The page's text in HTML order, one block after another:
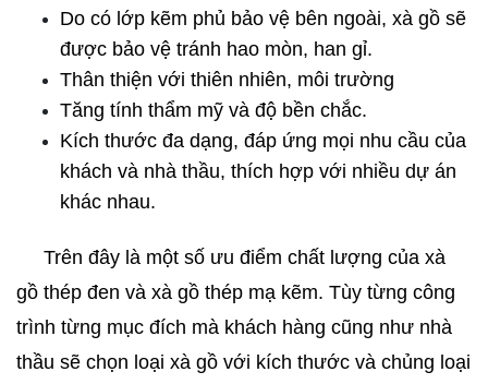
Do có lớp kẽm phủ bảo vệ bên ngoài, xà gồ sẽ
được bảo vệ tránh hao mòn, han gỉ.
Thân thiện với thiên nhiên, môi trường
Tăng tính thẩm mỹ và độ bền chắc.
Kích thước đa dạng, đáp ứng mọi nhu cầu của
khách và nhà thầu, thích hợp với nhiều dự án
khác nhau.
Trên đây là một số ưu điểm chất lượng của xà
gồ thép đen và xà gồ thép mạ kẽm. Tùy từng công
trình từng mục đích mà khách hàng cũng như nhà
thầu sẽ chọn loại xà gồ với kích thước và chủng loại